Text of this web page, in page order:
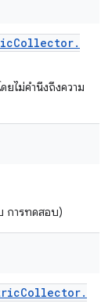
Collector.
ไม่คำนึงถึงความ
การทดสอบ)
Collector.